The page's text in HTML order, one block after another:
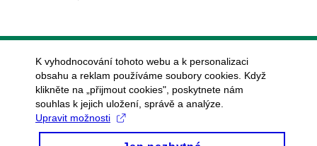
K vyhodnocování tohoto webu a k personalizaci
obsahu a reklam používáme soubory cookies. Když
klikněte na „přijmout cookies", poskytnete nám
souhlas k jejich uložení, správě a analýze.
Upravit možnosti